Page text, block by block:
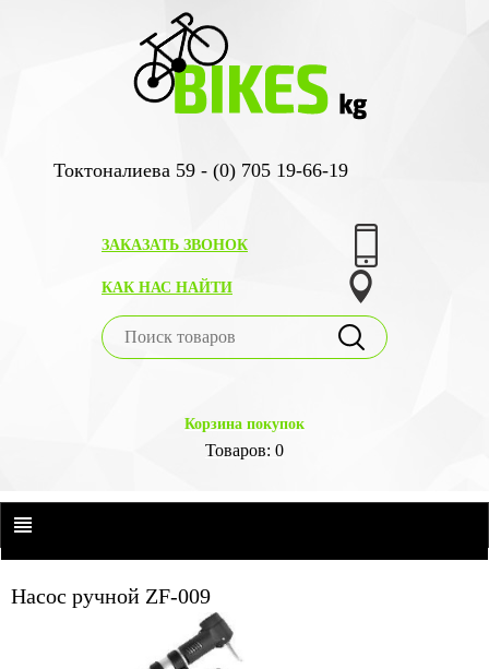
Токтоналиева 59 - (0) 705 19-66-19
ЗАКАЗАТЬ ЗВОНОК
КАК НАС НАЙТИ
Корзина покупок
Товаров: 0
Насос ручной ZF-009